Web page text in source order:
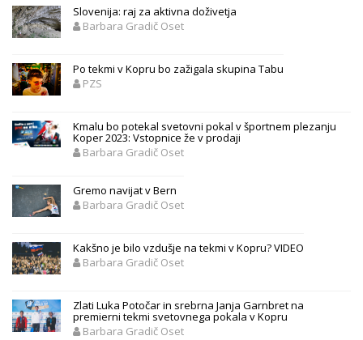
Slovenija: raj za aktivna doživetja
Barbara Gradič Oset
Po tekmi v Kopru bo zažigala skupina Tabu
PZS
Kmalu bo potekal svetovni pokal v športnem plezanju
Koper 2023: Vstopnice že v prodaji
Barbara Gradič Oset
Gremo navijat v Bern
Barbara Gradič Oset
Kakšno je bilo vzdušje na tekmi v Kopru? VIDEO
Barbara Gradič Oset
Zlati Luka Potočar in srebrna Janja Garnbret na
premierni tekmi svetovnega pokala v Kopru
Barbara Gradič Oset